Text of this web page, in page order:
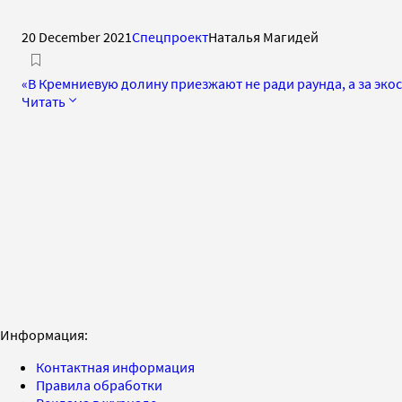
20 December 2021СпецпроектНаталья Магидей
«В Кремниевую долину приезжают не ради раунда, а за
Читать
Информация:
Контактная информация
Правила обработки